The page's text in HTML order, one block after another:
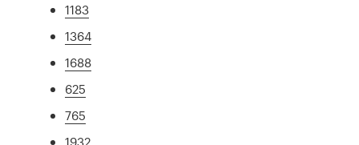
1183
1364
1688
625
765
1932